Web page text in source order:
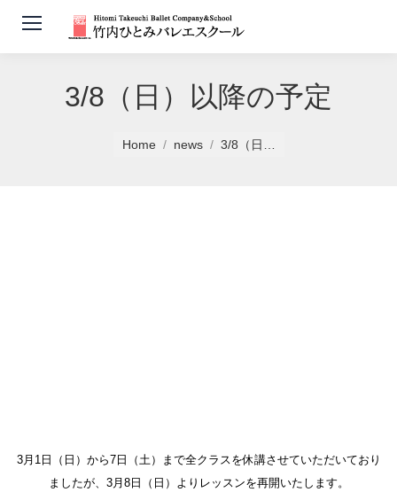
3/8（日）以降の予定
Home news 3/8（日…
3月1日（日）から7日（土）まで全クラスを休講させていただいており
ましたが、3月8日（日）よりレッスンを再開いたします。